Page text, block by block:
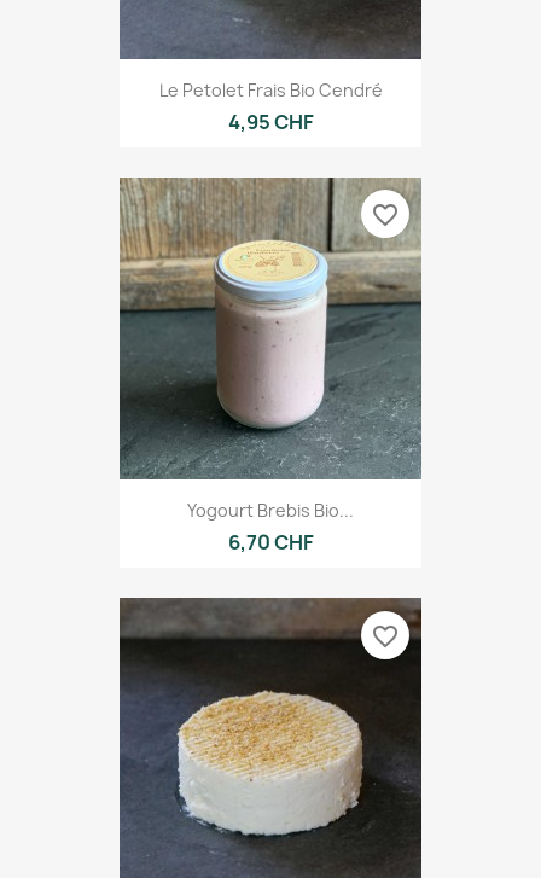
Le Petolet Frais Bio Cendré
4,95 CHF
Yogourt Brebis Bio...
6,70 CHF
favorite_border
favorite_border